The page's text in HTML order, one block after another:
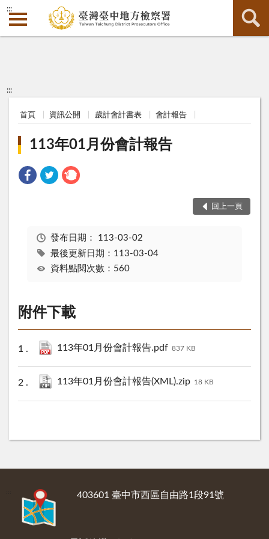
:::
:::
首頁 資訊公開 歲計會計書表 會計報告
113年01月份會計報告
回上一頁
發布日期： 113-03-02
最後更新日期：113-03-04
資料點閱次數：560
附件下載
113年01月份會計報告.pdf 837 KB
113年01月份會計報告(XML).zip 18 KB
403601 臺中市西區自由路1段91號